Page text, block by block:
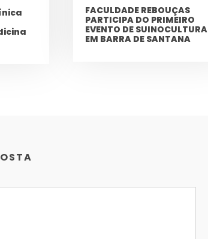
FACULDADE REBOUÇAS
PARTICIPA DO PRIMEIRO
EVENTO DE SUINOCULTURA
EM BARRA DE SANTANA